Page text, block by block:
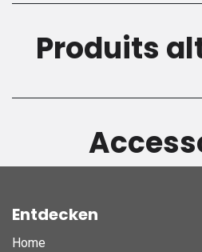
Produits
Entdecken
Home